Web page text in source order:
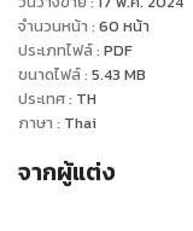
จำนวนหน้า : 60 หน้า
ประเภทไฟล์: PDF
ขนาดไฟล์: 5.43 MB
ประเทศ: TH
ภาษา : Thai
จากผู้แต่ง